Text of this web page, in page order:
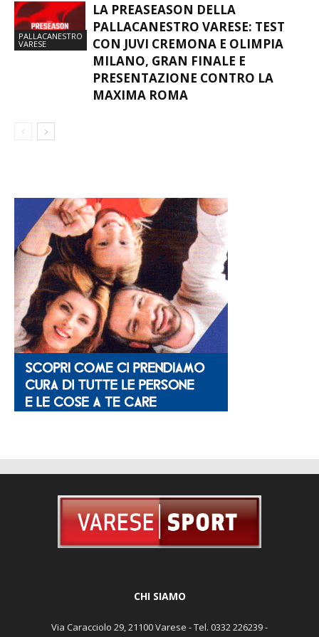
PALLACANESTRO
VARESE
LA PREASEASON DELLA
PALLACANESTRO VARESE: TEST
CON JUVI CREMONA E OLIMPIA
MILANO, GRAN FINALE E
PRESENTAZIONE CONTRO LA
MAXIMA ROMA
CHI SIAMO
Via Caracciolo 29, 21100 Varese - Tel. 0332 226239 -